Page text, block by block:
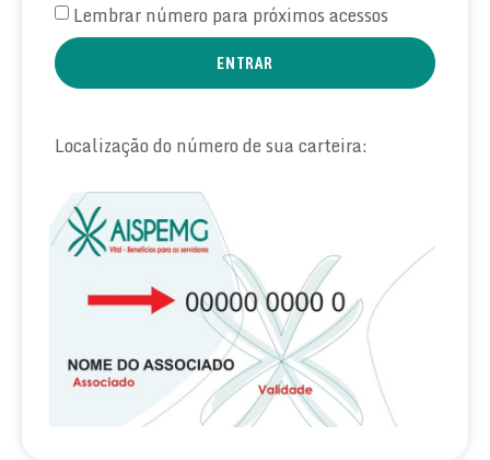
Lembrar número para próximos acessos
ENTRAR
Localização do número de sua carteira: